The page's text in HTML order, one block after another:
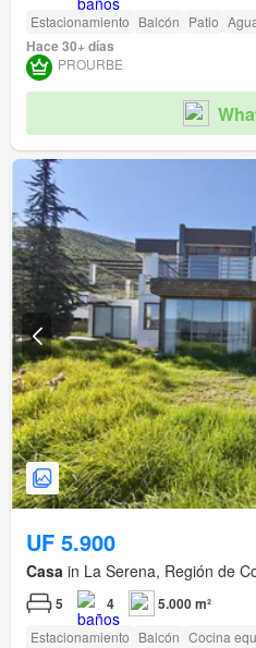
Estacionamiento Balcón Patio
Hace 30+ días
PROURBE
UF 5.900
Casa in La Serena, Región de
5 4 5.000 m²
Estacionamiento Balcón Cocina